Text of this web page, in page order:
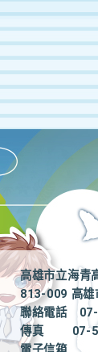
高雄市立海青
813-009 高雄
聯絡電話
傳真
07-